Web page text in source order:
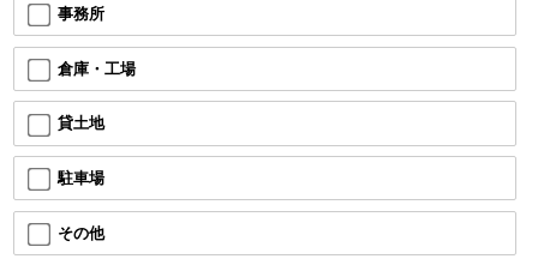
事務所
倉庫・工場
貸土地
駐車場
その他